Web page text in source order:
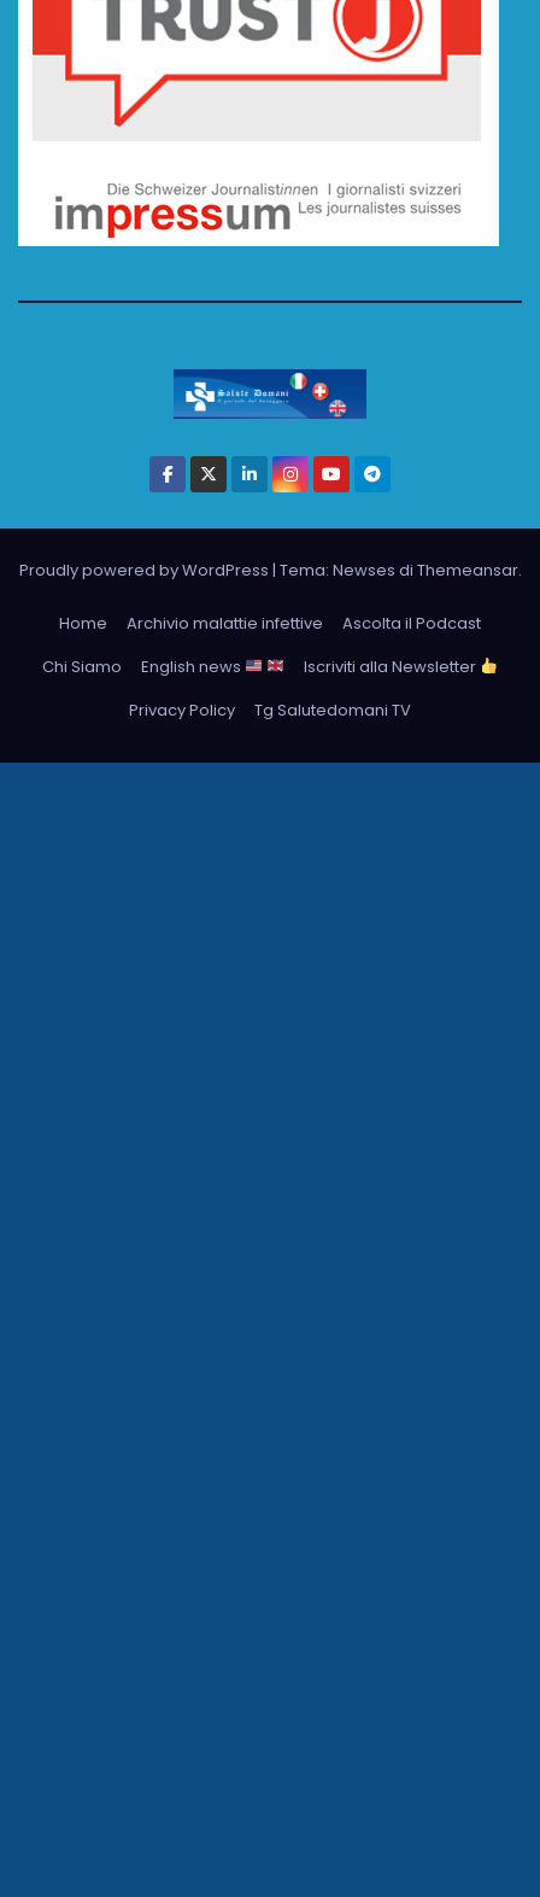
Proudly powered by WordPress | Tema: Newses di Themeansar.
Home Archivio malattie infettive
Ascolta il Podcast
Chi Siamo
English news
Iscriviti alla Newsletter
Privacy Policy
Tg Salutedomani TV